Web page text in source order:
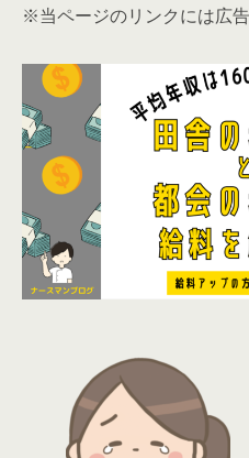
※当ページのリンクには広告